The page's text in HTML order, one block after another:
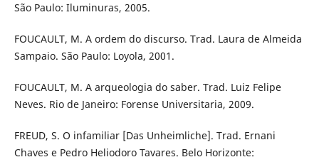
São Paulo: Iluminuras, 2005.
FOUCAULT, M. A ordem do discurso. Trad. Laura de Almeida
Sampaio. São Paulo: Loyola, 2001.
FOUCAULT, M. A arqueologia do saber. Trad. Luiz Felipe
Neves. Rio de Janeiro: Forense Universitaria, 2009.
FREUD, S. O infamiliar [Das Unheimliche]. Trad. Ernani
Chaves e Pedro Heliodoro Tavares. Belo Horizonte: